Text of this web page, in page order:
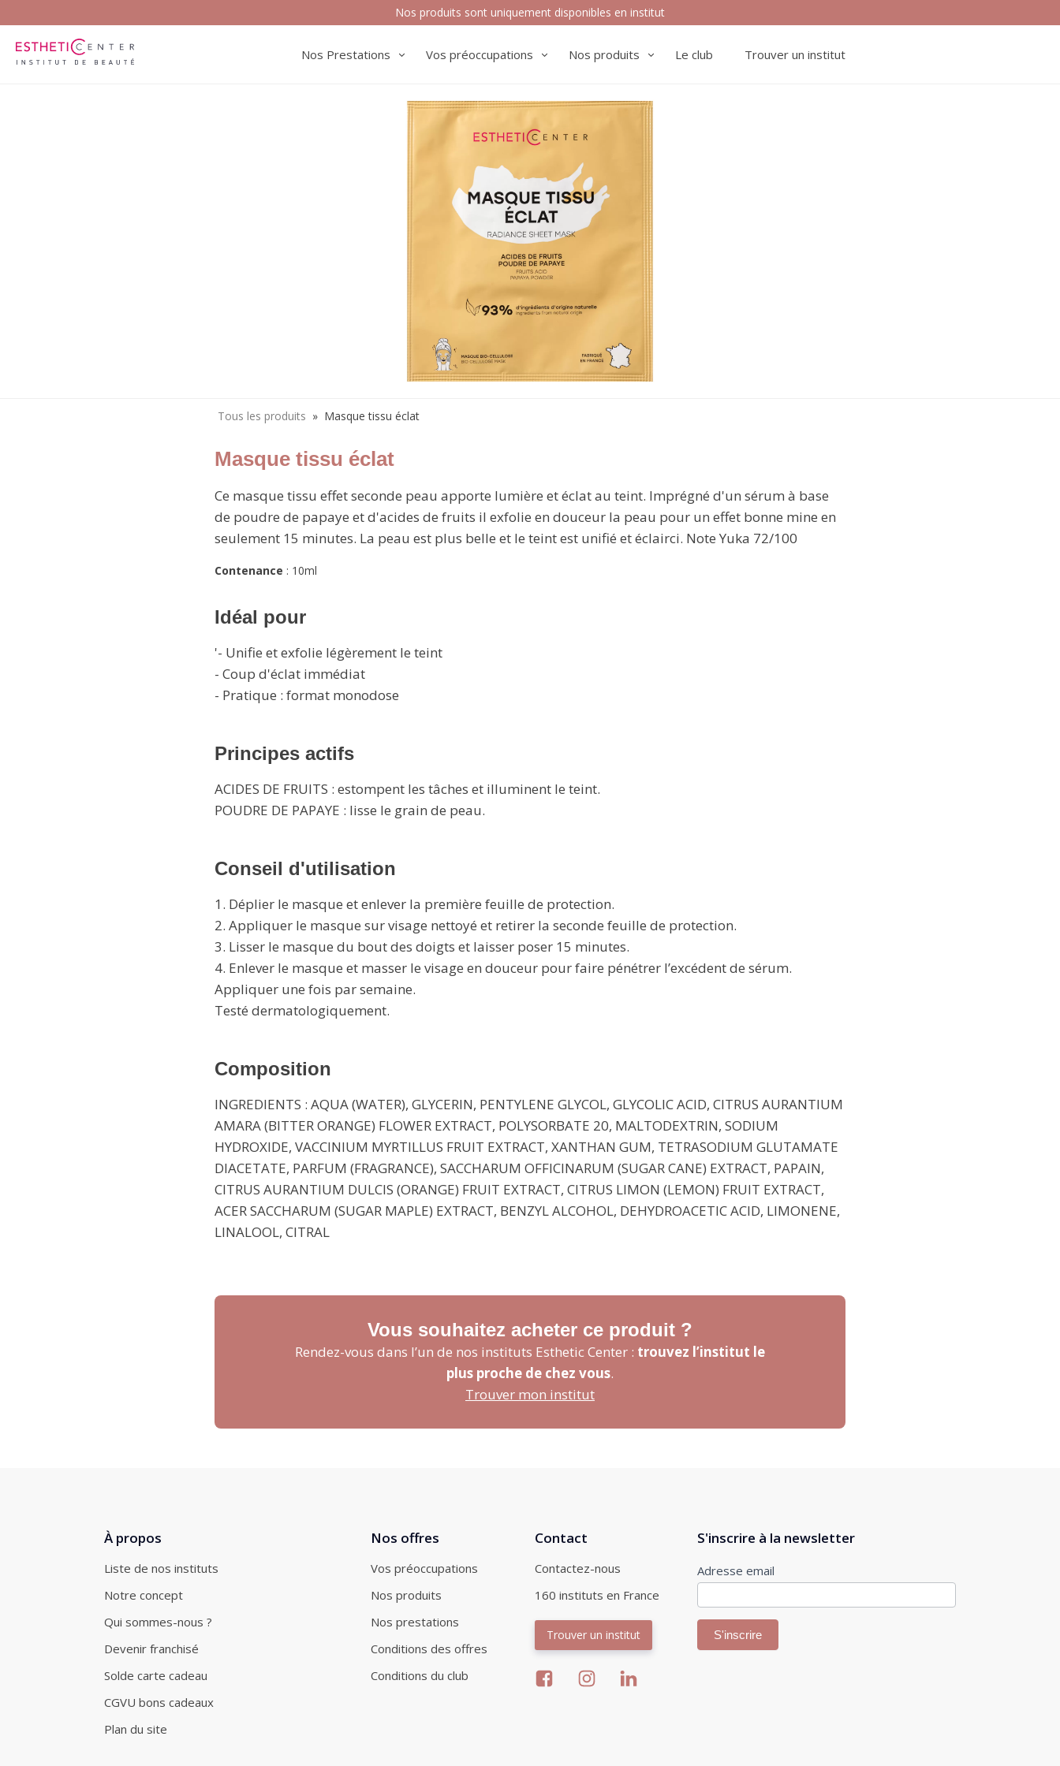
Nos produits sont uniquement disponibles en institut
Nos Prestations Vos préoccupations Nos produits Le club Trouver un institut
Tous les produits » Masque tissu éclat
Masque tissu éclat
Ce masque tissu effet seconde peau apporte lumière et éclat au teint. Imprégné d'un sérum à base
de poudre de papaye et d'acides de fruits il exfolie en douceur la peau pour un effet bonne mine en
seulement 15 minutes. La peau est plus belle et le teint est unifié et éclairci. Note Yuka 72/100
Contenance : 10ml
Idéal pour
'- Unifie et exfolie légèrement le teint
- Coup d'éclat immédiat
- Pratique : format monodose
Principes actifs
ACIDES DE FRUITS : estompent les tâches et illuminent le teint.
POUDRE DE PAPAYE : lisse le grain de peau.
Conseil d'utilisation
1. Déplier le masque et enlever la première feuille de protection.
2. Appliquer le masque sur visage nettoyé et retirer la seconde feuille de protection.
3. Lisser le masque du bout des doigts et laisser poser 15 minutes.
4. Enlever le masque et masser le visage en douceur pour faire pénétrer l’excédent de sérum.
Appliquer une fois par semaine.
Testé dermatologiquement.
Composition
INGREDIENTS : AQUA (WATER), GLYCERIN, PENTYLENE GLYCOL, GLYCOLIC ACID, CITRUS AURANTIUM
AMARA (BITTER ORANGE) FLOWER EXTRACT, POLYSORBATE 20, MALTODEXTRIN, SODIUM
HYDROXIDE, VACCINIUM MYRTILLUS FRUIT EXTRACT, XANTHAN GUM, TETRASODIUM GLUTAMATE
DIACETATE, PARFUM (FRAGRANCE), SACCHARUM OFFICINARUM (SUGAR CANE) EXTRACT, PAPAIN,
CITRUS AURANTIUM DULCIS (ORANGE) FRUIT EXTRACT, CITRUS LIMON (LEMON) FRUIT EXTRACT,
ACER SACCHARUM (SUGAR MAPLE) EXTRACT, BENZYL ALCOHOL, DEHYDROACETIC ACID, LIMONENE,
LINALOOL, CITRAL
Vous souhaitez acheter ce produit ?
Rendez-vous dans l’un de nos instituts Esthetic Center : trouvez l’institut le
plus proche de chez vous.
Trouver mon institut
À propos
Liste de nos instituts
Notre concept
Qui sommes-nous ?
Devenir franchisé
Solde carte cadeau
CGVU bons cadeaux
Plan du site
Nos offres
Vos préoccupations
Nos produits
Nos prestations
Conditions des offres
Conditions du club
Contact
Contactez-nous
160 instituts en France
Trouver un institut
S'inscrire à la newsletter
Inscription
Adresse email
S'inscrire